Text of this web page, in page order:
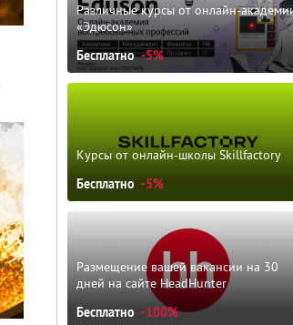
Различные курсы от онлайн-
«Эдюсон»
Бесплатно -5%
Курсы от онлайн-школы Skillfactory
Бесплатно -5%
Размещение вашей вакансии на 30
дней на сайте HeadHunter
Бесплатно -100%